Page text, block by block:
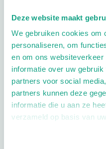
Deze website maakt
We gebruiken cookies om
personaliseren, om
en om ons
informatie over uw
partners voor social
partners kunnen deze
informatie die u aan ze
verzameld op basis van
DagTijd